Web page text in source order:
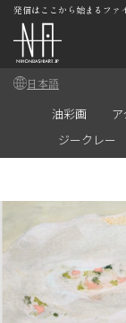
発信はここから始まるファ
日本語
油彩画
ジークレー